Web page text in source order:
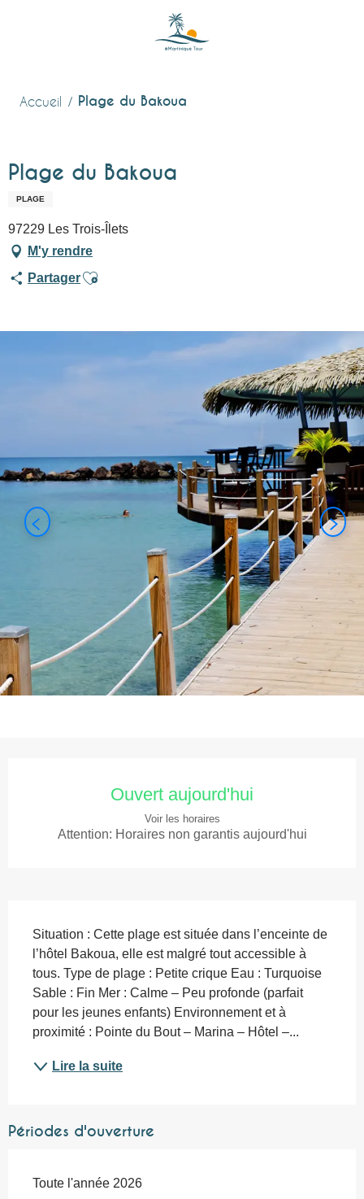
Accueil Plage du Bakoua
Plage du Bakoua
PLAGE
97229 Les Trois-Îlets
M'y rendre
PartagerAjouter aux favoris
Ouvert aujourd'hui
Voir les horaires
Attention: Horaires non garantis aujourd'hui
Situation : Cette plage est située dans l’enceinte de
l’hôtel Bakoua, elle est malgré tout accessible à
tous. Type de plage : Petite crique Eau : Turquoise
Sable : Fin Mer : Calme – Peu profonde (parfait
pour les jeunes enfants) Environnement et à
proximité : Pointe du Bout – Marina – Hôtel –...
Lire la suite
Périodes d'ouverture
Toute l'année 2026